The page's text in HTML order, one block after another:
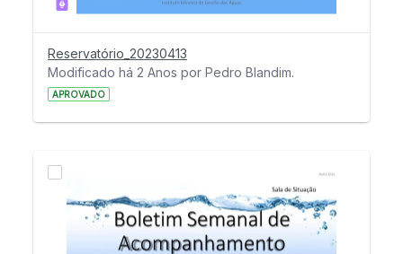
Reservatório_20230413
Modificado há 2 Anos por Pedro Blandim.
APROVADO